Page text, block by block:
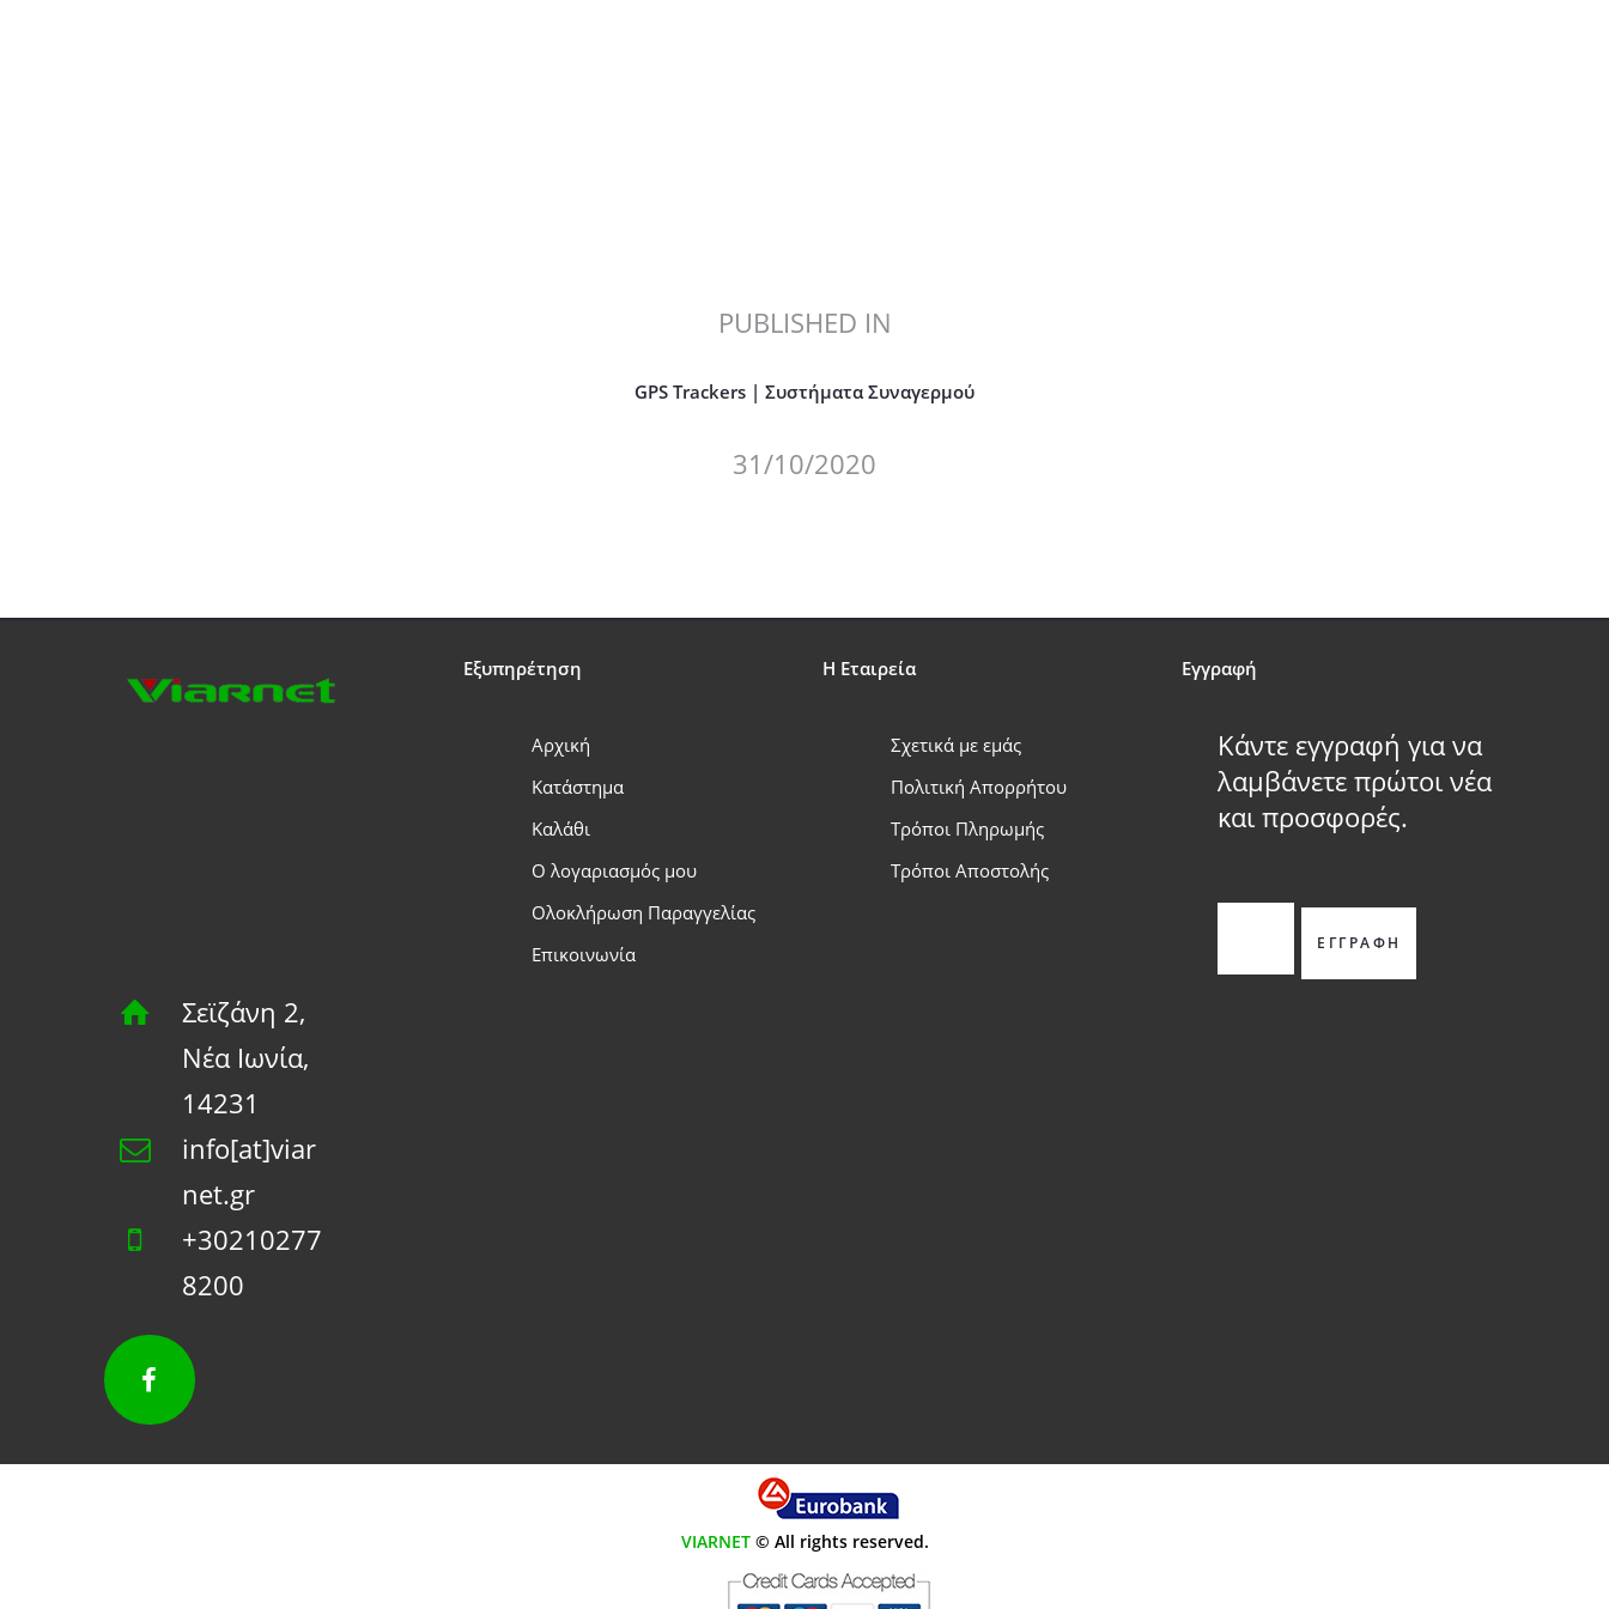
PUBLISHED IN
GPS Trackers | Συστήματα Συναγερμού
31/10/2020
Σεϊζάνη 2,
Νέα Ιωνία,
14231
info[at]viar
net.gr
+30210277
8200
Εξυπηρέτηση
Αρχική
Κατάστημα
Καλάθι
Ο λογαριασμός μου
Ολοκλήρωση Παραγγελίας
Επικοινωνία
Η Εταιρεία
Σχετικά με εμάς
Πολιτική Απορρήτου
Τρόποι Πληρωμής
Τρόποι Αποστολής
Εγγραφή
Κάντε εγγραφή για να
λαμβάνετε πρώτοι νέα
και προσφορές.
VIARNET© All rights reserved.